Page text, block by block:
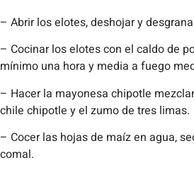
– Abrir los elotes, deshojar y
– Cocinar los elotes con el caldo de
mínimo una hora y media a fuego
– Hacer la mayonesa chipotle
chile chipotle y el zumo de tres limas.
– Cocer las hojas de maíz en agua,
comal.